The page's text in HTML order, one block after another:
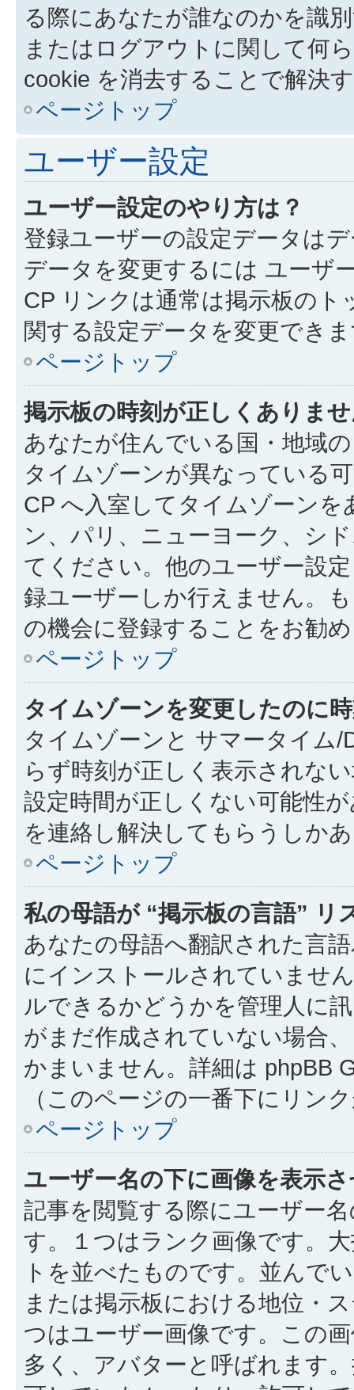
る際にあなたが誰なのかを識
またはログアウトに関して何
cookie を消去することで解決
ページトップ
ユーザー設定
ユーザー設定のやり方は？
登録ユーザーの設定データは
データを変更するには ユーザ
CP リンクは通常は掲示板の
関する設定データを変更でき
ページトップ
掲示板の時刻が正しくありま
あなたが住んでいる国・地域
タイムゾーンが異なっている
CP へ入室してタイムゾーン
ン、パリ、ニューヨーク、シ
てください。他のユーザー設
録ユーザーしか行えません。
の機会に登録することをお勧
ページトップ
タイムゾーンを変更したのに
タイムゾーンと サマータイム
らず時刻が正しく表示されな
設定時間が正しくない可能性
を連絡し解決してもらうしか
ページトップ
私の母語が “掲示板の言語” リ
あなたの母語へ翻訳された言
にインストールされていませ
ルできるかどうかを管理人に
がまだ作成されていない場合
かまいません。詳細は phpBB
（このページの一番下にリン
ページトップ
ユーザー名の下に画像を表示
記事を閲覧する際にユーザー
す。１つはランク画像です。
トを並べたものです。並んで
または掲示板における地位・
つはユーザー画像です。この
多く、アバターと呼ばれます